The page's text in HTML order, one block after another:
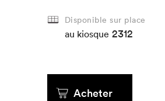
Disponible sur place
au kiosque 2312
Acheter